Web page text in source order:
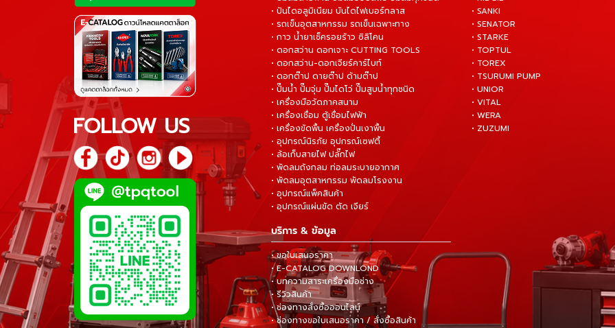
FOLLOW US
• ปันไดอลูมิเนียม บันไดไฟเบอร์กลาส
• รถเข็นอุตสาหกรรม รถเข็นเฉพาะทาง
• กาว น้ำยาเช็ครอยร้าว ซิลิโคน
• ดอกสว่าน ดอกเจาะ CUTTING TOOLS
• ดอกสว่าน-ดอกเจียร์คาร์ไบท์
• ดอกต๊าป ดายต๊าป ด้ามต๊าป
• ปั๊มน้ำ ปั๊มจุ่ม ปั๊มไดโว่ ปั๊มสูบน้ำทุกชนิด
• เครื่องมือวัดภาคสนาม
• เครื่องเชื่อม ตู้เชื่อมไฟฟ้า
• เครื่องขัดพื้น เครื่องปั่นเงาพื้น
• อุปกรณ์นิรภัย อุปกรณ์เซฟตี้
• ล้อเก็บสายไฟ ปลั๊กไฟ
• พัดลมถังกลม ท่อลมระบายอากาศ
• พัดลมอุตสาหกรรม พัดลมโรงงาน
• อุปกรณ์แพ็คสินค้า
• อุปกรณ์แผ่นขัด ตัด เจียร์
• SANKI
• SENATOR
• STARKE
• TOPTUL
• TOREX
• TSURUMI PUMP
• UNIOR
• VITAL
• WERA
• ZUZUMI
บริการ & ข้อมูล
• ขอใบเสนอราคา
• E-CATALOG DOWNLOND
• บทความสาระเครื่องมือช่าง
• รีวิวสินค้า
• ช่องทางสั่งซื้อออนไลน์
• ช่องทางขอใบเสนอราคา / สั่งซื้อสินค้า